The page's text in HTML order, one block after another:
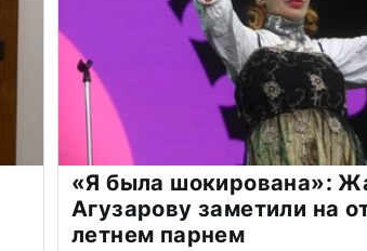
«Я была шокирована»:
Агузарову заметили на
летнем парнем